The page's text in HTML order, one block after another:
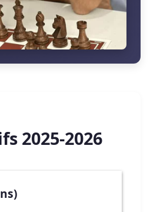
2025-2026